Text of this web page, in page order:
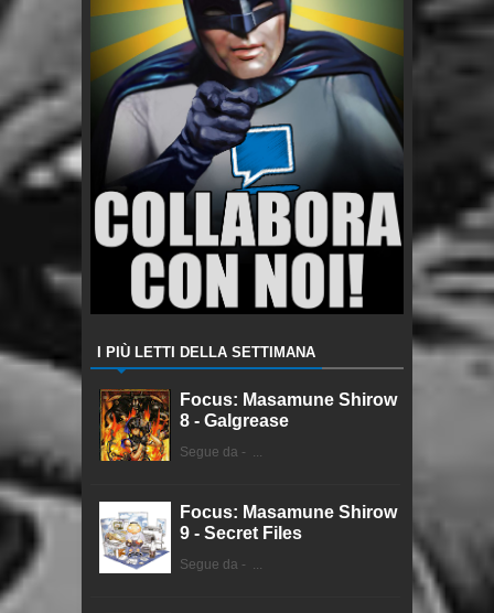
I PIÙ LETTI DELLA SETTIMANA
Focus: Masamune Shirow
8 - Galgrease
Segue da - ...
Focus: Masamune Shirow
9 - Secret Files
Segue da - ...